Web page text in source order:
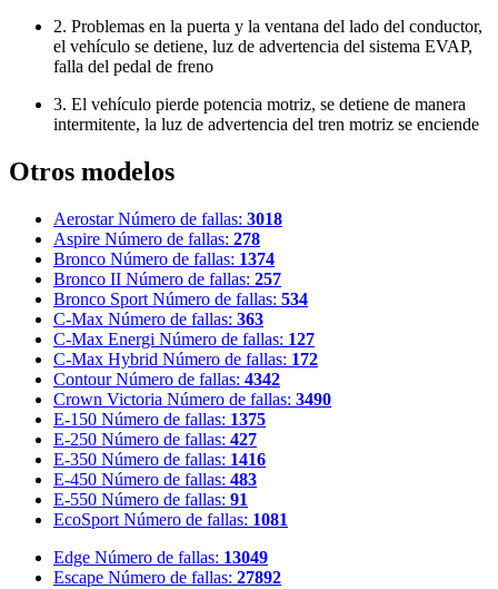
2. Problemas en la puerta y la ventana del lado del conductor,
el vehículo se detiene, luz de advertencia del sistema EVAP,
falla del pedal de freno
3. El vehículo pierde potencia motriz, se detiene de manera
intermitente, la luz de advertencia del tren motriz se enciende
Otros modelos
Aerostar Número de fallas: 3018
Aspire Número de fallas: 278
Bronco Número de fallas: 1374
Bronco II Número de fallas: 257
Bronco Sport Número de fallas: 534
C-Max Número de fallas: 363
C-Max Energi Número de fallas: 127
C-Max Hybrid Número de fallas: 172
Contour Número de fallas: 4342
Crown Victoria Número de fallas: 3490
E-150 Número de fallas: 1375
E-250 Número de fallas: 427
E-350 Número de fallas: 1416
E-450 Número de fallas: 483
E-550 Número de fallas: 91
EcoSport Número de fallas: 1081
Edge Número de fallas: 13049
Escape Número de fallas: 27892